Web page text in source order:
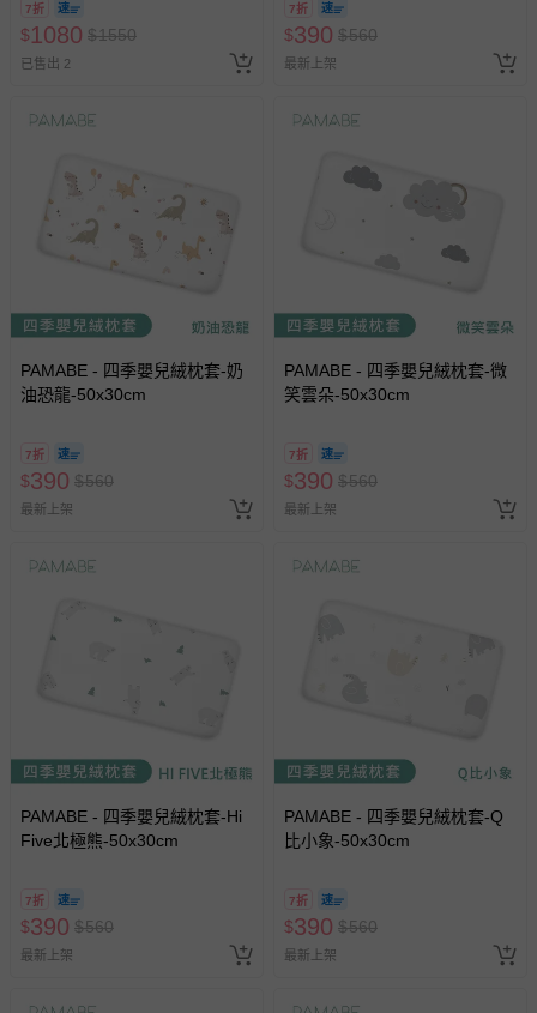
問，你可詳見：
媽咪愛客服中心。
預購商品：預購為海外同步代購，遇缺貨即會通知媽咪並協
助取消退款事宜。
商品如因「價格、組合」等錯誤原因，導致無法安排出貨，
7折
$1080 $1550
已售出 2
7折
$390 $560
最新上架
PAMABE - 四季嬰兒絨枕套-奶
油恐龍-50x30cm
7折
$390 $560
最新上架
PAMABE - 四季嬰兒絨枕套-微
笑雲朵-50x30cm
7折
$390 $560
最新上架
PAMABE - 四季嬰兒絨枕套-Hi
Five北極熊-50x30cm
7折
$390 $560
最新上架
PAMABE - 四季嬰兒絨枕套-Q
比小象-50x30cm
7折
$390 $560
最新上架